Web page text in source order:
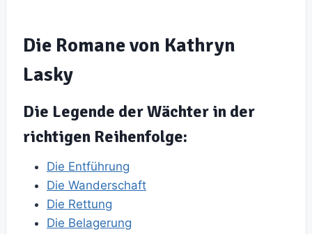
Die Romane von Kathryn
Lasky
Die Legende der Wächter in der
richtigen Reihenfolge:
Die Entführung
Die Wanderschaft
Die Rettung
Die Belagerung